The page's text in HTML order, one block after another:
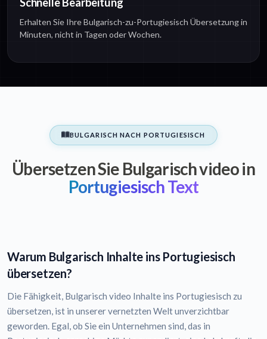
Erhalten Sie Ihre Bulgarisch-zu-Portugiesisch Übersetzung in
Minuten, nicht in Tagen oder Wochen.
BULGARISCH NACH PORTUGIESISCH
Übersetzen Sie Bulgarisch video in
Portugiesisch Text
Warum Bulgarisch Inhalte ins Portugiesisch
übersetzen?
Die Fähigkeit, Bulgarisch video Inhalte ins Portugiesisch zu
übersetzen, ist in unserer vernetzten Welt unverzichtbar
geworden. Egal, ob Sie ein Unternehmen sind, das in